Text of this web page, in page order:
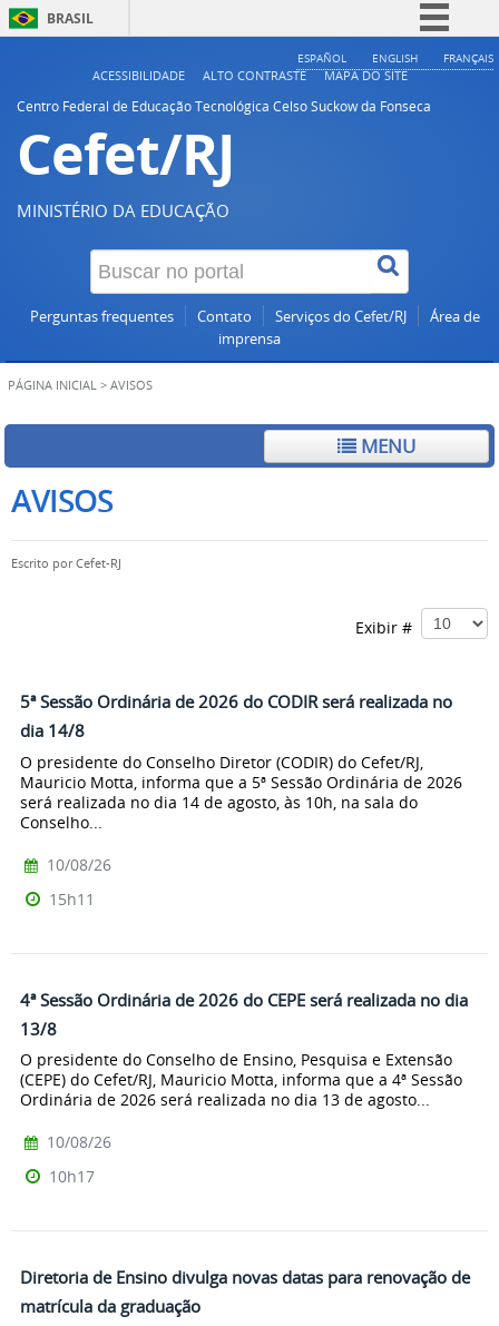
BRASIL
Simplifique!
ESPAÑOL ENGLISH FRANÇAIS
ACESSIBILIDADE ALTO CONTRASTE
MAPA DO SITE
Centro Federal de Educação Tecnológica Celso Suckow da Fonseca
Cefet/RJ
MINISTÉRIO DA EDUCAÇÃO
Perguntas frequentes Contato Serviços do Cefet/RJ
Área de
imprensa
PÁGINA INICIAL > AVISOS
MENU
AVISOS
Escrito porCefet-RJ
Exibir #
5ª Sessão Ordinária de 2026 do CODIR será realizada no
dia 14/8
O presidente do Conselho Diretor (CODIR) do Cefet/RJ,
Mauricio Motta, informa que a 5ª Sessão Ordinária de 2026
será realizada no dia 14 de agosto, às 10h, na sala do
Conselho...
10/08/26
15h11
4ª Sessão Ordinária de 2026 do CEPE será realizada no dia
13/8
O presidente do Conselho de Ensino, Pesquisa e Extensão
(CEPE) do Cefet/RJ, Mauricio Motta, informa que a 4ª Sessão
Ordinária de 2026 será realizada no dia 13 de agosto...
10/08/26
10h17
Diretoria de Ensino divulga novas datas para renovação de
matrícula da graduação